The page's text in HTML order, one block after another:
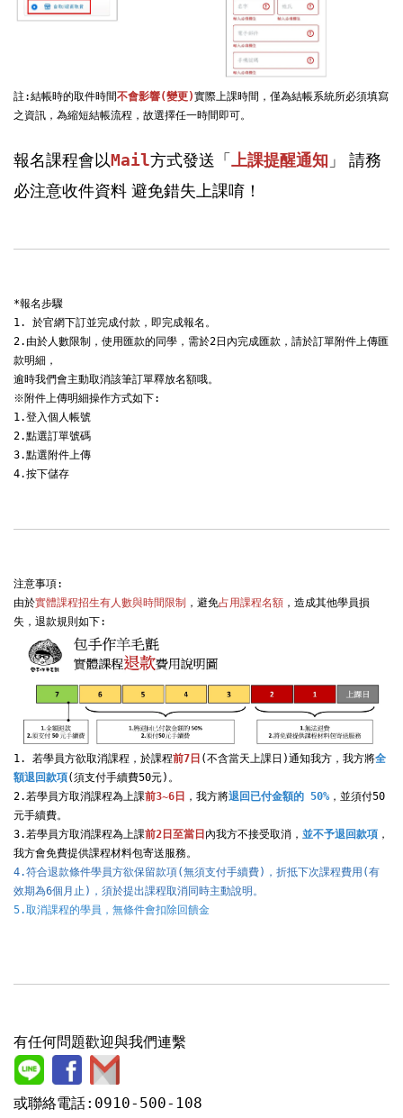
註:結帳時的取件時間不會影響(變更)實際上課時間，僅為結帳系統所必須填寫
之資訊，為縮短結帳流程，故選擇任一時間即可。
報名課程會以Mail方式發送「 上課提醒通知 」 請務
必注意收件資料 避免錯失上課唷！
*報名步驟
1. 於官網下訂並完成付款，即完成報名。
2.由於人數限制，使用匯款的同學，需於2日內完成匯款，請於訂單附件上傳匯
款明細，
逾時我們會主動取消該筆訂單釋放名額哦。
※附件上傳明細操作方式如下:
1.登入個人帳號
2.點選訂單號碼
3.點選附件上傳
4.按下儲存
注意事項:
由於實體課程招生有人數與時間限制 ，避免占用課程名額 ，造成其他學員損
1. 若學員方欲取消課程，於課程前7日 (不含當天上課日)通知我方，我方將全
額退回款項(須支付手續費50元)。
2.若學員方取消課程為上課前3~6日 ，我方將退回已付金額的 50% ，並須付50
元手續費。
3.若學員方取消課程為上課前2日至當日內我方不接受取消， 並不予退回款項 ，
4.符合退款條件學員方欲保留款項(無須支付手續費)，折抵下次課程費用(有
效期為6個月止)，須於提出課程取消同時主動說明。
5.取消課程的學員，無條件會扣除回饋金
有任何問題歡迎與我們連繫
或聯絡電話:0910-500-108